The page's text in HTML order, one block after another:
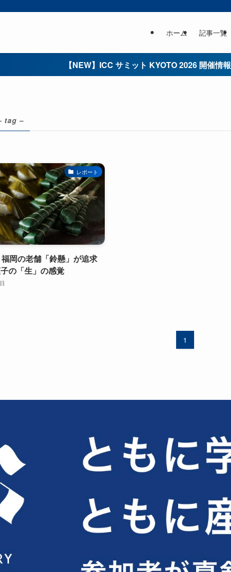
ホーム 記事一覧
【NEW】ICC サミット KYOTO 2026 開催情報
tag –
レポート
岡の老舗「鈴懸」が追求
の「生」の感覚
1